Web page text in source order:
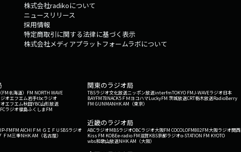
株式会社radikoについて
ニュースリリース
採用情報
特定商取引に関する法律に基づく表示
株式会社メディアプラットフォームラボについて
北海道） FM NORTH WAVE
オエフエム岩手tbcラジオ
エフエム秋田YBC山形放送
ラジオ福島ふくしまFM
関東のラジオ局
TBSラジオ文化放送ニッポン放送interfmTOKYO FMJ-WAVEラジオ日本
BAYFM78NACK5 ＦＭヨコハマLuckyFM 茨城放送CRT栃木放送RadioBerry
FM GUNMANHK AM（東京）
FMFM AICHI ＦＭ ＧＩＦＵ SBSラジオ
ＦＭ三重NHK AM（名古屋）
近畿のラジオ局
ABCラジオMBSラジオOBCラジオ大阪FM COCOLOFM802FM大阪ラジオ関西
Kiss FM KOBEe-radio FM滋賀KBS京都ラジオα-STATION FM KYOTO
wbs和歌山放送NHK AM（大阪）